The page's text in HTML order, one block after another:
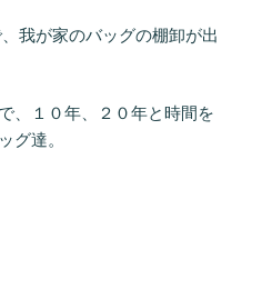
我が家のバッグの棚卸が出
、１０年、２０年と時間を
グ達。